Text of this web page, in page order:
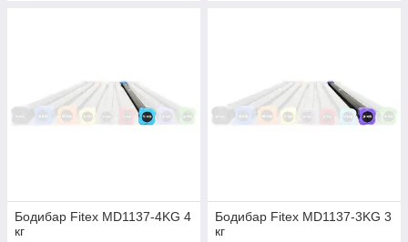
Бодибар Fitex MD1137-4KG 4
кг
Бодибар Fitex MD1137-3KG 3
кг